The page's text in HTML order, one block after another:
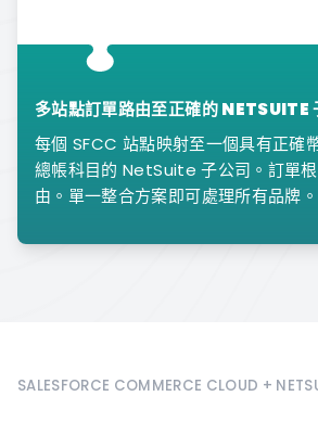
多站點訂單路由至正確的 NETSUITE
每個 SFCC 站點映射至一個具有正確
總帳科目的 NetSuite 子公司。訂單
由。單一整合方案即可處理所有品牌。
SALESFORCE COMMERCE CLOUD +